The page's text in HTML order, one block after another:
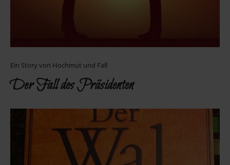
Ein Story von Hochmut und Fall
Der Fall des Präsidenten